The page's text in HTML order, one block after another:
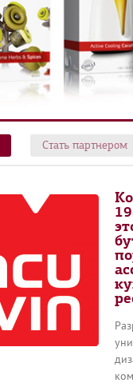
Стать партнером